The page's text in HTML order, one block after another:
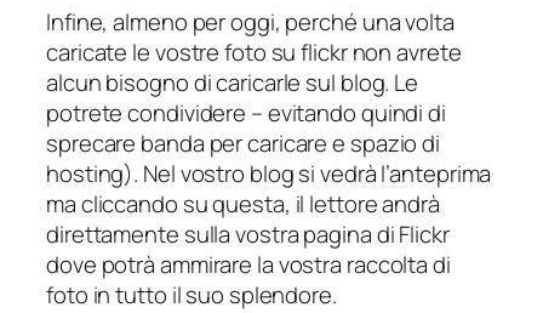
Infine, almeno per oggi, perché una volta
caricate le vostre foto su flickr non avrete
alcun bisogno di caricarle sul blog. Le
potrete condividere – evitando quindi di
sprecare banda per caricare e spazio di
hosting). Nel vostro blog si vedrà l’anteprima
ma cliccando su questa, il lettore andrà
direttamente sulla vostra pagina di Flickr
dove potrà ammirare la vostra raccolta di
foto in tutto il suo splendore.